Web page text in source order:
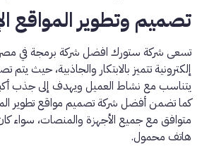
تصميم وتطوير المواقع
تسعى شركة ستورك افضل شركة برمجة في مصر
إلكترونية تتميز بالابتكار والجاذبية، حيث يتم
يتناسب مع نشاط العميل ويهدف إلى جذب
كما تضمنأفضل شركة تصميم مواقعتطوير
متوافق مع جميع الأجهزة والمنصات، سواء كان
هاتف محمول.